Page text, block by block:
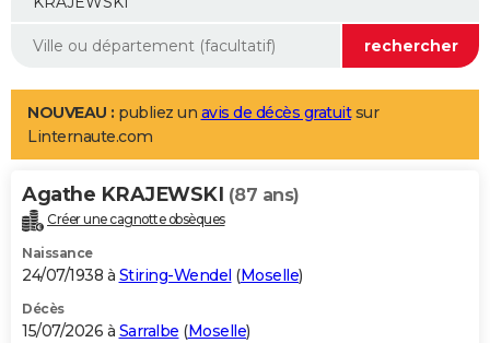
Mobiles
Meilleur smartphone
Internet
Ordinateurs
Jeux vidéo
Guide high-tech
Aménagement intérieur
LIFESTYLE
Art de vivre
Bien-être
Loisirs
Mode
Modes de vie
Alimentation
Guide de la santé
Maladies
Médicaments
Sommeil
VOYAGE
Destinations
City break
Voyage nature
Voyage de noces
Forum
Climat
+PHOTO
GUIDES D'ACHAT
BONS PLANS
NOUVEAU : publiez un avis de décès gratuitsur
Linternaute.com
Agathe KRAJEWSKI (87 ans)
Créer une cagnotte obsèques
Naissance
24/07/1938 à Stiring-Wendel (Moselle)
Décès
15/07/2026 à Sarralbe (Moselle)